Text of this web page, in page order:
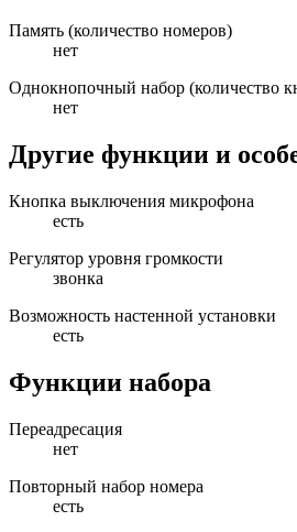
Память (количество номеров)
нет
Однокнопочный набор (количество
нет
Другие функции и
Кнопка выключения микрофона
есть
Регулятор уровня громкости
звонка
Возможность настенной установки
есть
Функции набора
Переадресация
нет
Повторный набор номера
есть